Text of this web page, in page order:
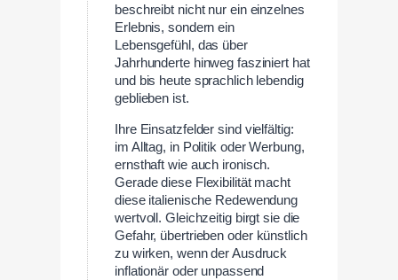
beschreibt nicht nur ein einzelnes
Erlebnis, sondern ein
Lebensgefühl, das über
Jahrhunderte hinweg fasziniert hat
und bis heute sprachlich lebendig
geblieben ist.
Ihre Einsatzfelder sind vielfältig:
im Alltag, in Politik oder Werbung,
ernsthaft wie auch ironisch.
Gerade diese Flexibilität macht
diese italienische Redewendung
wertvoll. Gleichzeitig birgt sie die
Gefahr, übertrieben oder künstlich
zu wirken, wenn der Ausdruck
inflationär oder unpassend